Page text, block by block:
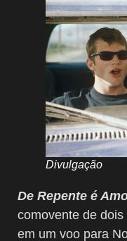
Divulgação
De Repente é
comovente de
em um voo para